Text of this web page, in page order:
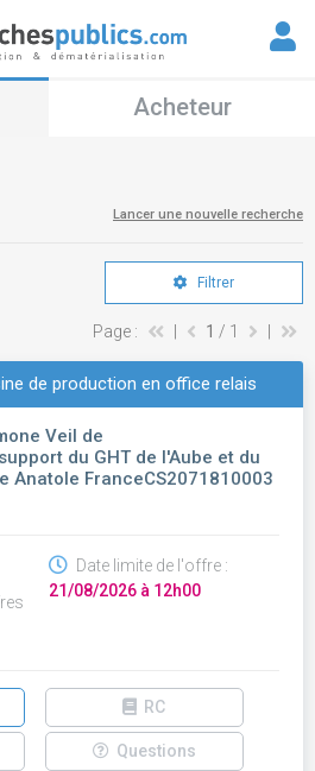
Acheteur
Lancer une nouvelle recherche
Filtrer
Page : 1 / 1
de production en office relais
Veil de
du GHT de l'Aube et du
Anatole FranceCS2071810003
Date limite de l'offre :
21/08/2026 à 12h00
RC
Questions